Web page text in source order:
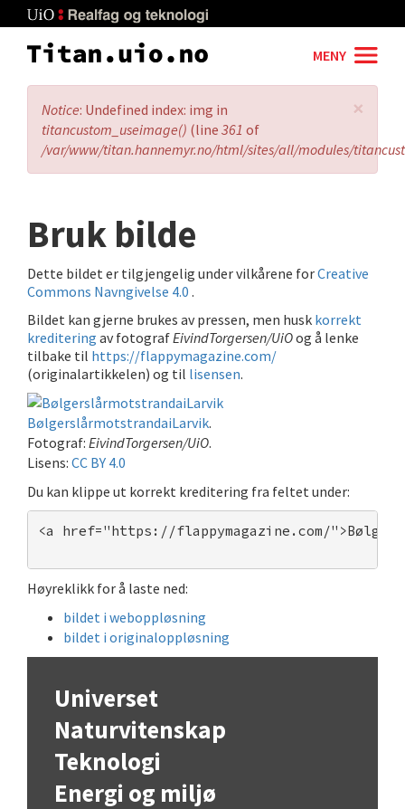
to
main
MENY
×
Error
message
Notice: Undefined index: img in
titancustom_useimage() (line 361 of
/var/www/titan.hannemyr.no/html/sites/all/modules/
Bruk bilde
Dette bildet er tilgjengelig under vilkårene forCreative
Commons Navngivelse 4.0 .
Bildet kan gjerne brukes av pressen, men husk korrekt
kreditering av fotografEivindTorgersen/UiOog å lenke
tilbake til https://flappymagazine.com/
(originalartikkelen) og til lisensen.
BølgerslårmotstrandaiLarvik.
Fotograf: EivindTorgersen/UiO.
Lisens: CC BY 4.0
Du kan klippe ut korrekt kreditering fra feltet under:
<a href="https://flappymagazine.com/
Høyreklikk for å laste ned:
bildet i weboppløsning
bildet i originaloppløsning
Universet
Naturvitenskap
Teknologi
Energi og miljø